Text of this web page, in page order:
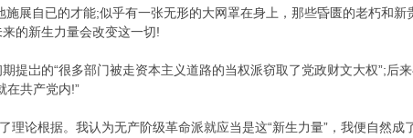
自已的才能;似乎有一张无形的大网罩在身上，那些昏匮的老朽和新
的新生力量会改变这一切!
岀的“很多部门被走资本主义道路的当权派窃取了党政财文大权”;后
在共产党内!”
论根据。我认为无产阶级革命派就应当是这“新生力量”，我便自然成